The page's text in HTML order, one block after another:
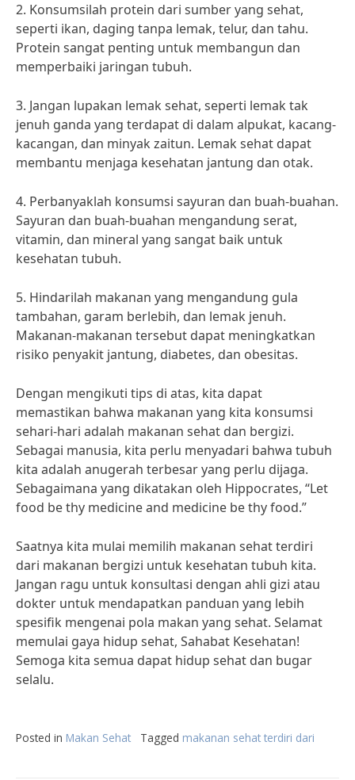
2. Konsumsilah protein dari sumber yang sehat,
seperti ikan, daging tanpa lemak, telur, dan tahu.
Protein sangat penting untuk membangun dan
memperbaiki jaringan tubuh.
3. Jangan lupakan lemak sehat, seperti lemak tak
jenuh ganda yang terdapat di dalam alpukat, kacang-
kacangan, dan minyak zaitun. Lemak sehat dapat
membantu menjaga kesehatan jantung dan otak.
4. Perbanyaklah konsumsi sayuran dan buah-buahan.
Sayuran dan buah-buahan mengandung serat,
vitamin, dan mineral yang sangat baik untuk
kesehatan tubuh.
5. Hindarilah makanan yang mengandung gula
tambahan, garam berlebih, dan lemak jenuh.
Makanan-makanan tersebut dapat meningkatkan
risiko penyakit jantung, diabetes, dan obesitas.
Dengan mengikuti tips di atas, kita dapat
memastikan bahwa makanan yang kita konsumsi
sehari-hari adalah makanan sehat dan bergizi.
Sebagai manusia, kita perlu menyadari bahwa tubuh
kita adalah anugerah terbesar yang perlu dijaga.
Sebagaimana yang dikatakan oleh Hippocrates, “Let
food be thy medicine and medicine be thy food.”
Saatnya kita mulai memilih makanan sehat terdiri
dari makanan bergizi untuk kesehatan tubuh kita.
Jangan ragu untuk konsultasi dengan ahli gizi atau
dokter untuk mendapatkan panduan yang lebih
spesifik mengenai pola makan yang sehat. Selamat
memulai gaya hidup sehat, Sahabat Kesehatan!
Semoga kita semua dapat hidup sehat dan bugar
selalu.
Posted in Makan Sehat Tagged makanan sehat terdiri dari